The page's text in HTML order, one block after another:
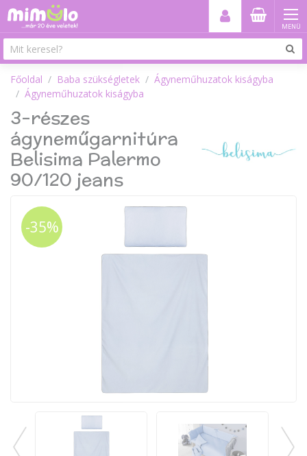
MENÜ
Főoldal Baba szükségletek
Ágyneműhuzatok kiságyba
Ágyneműhuzatok kiságyba
3-részes
ágyneműgarnitúra
Belisima Palermo
90/120 jeans
-35%